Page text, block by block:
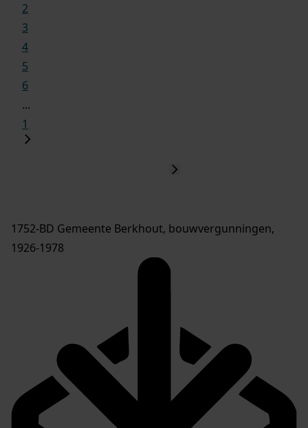
2
3
4
5
6
...
1
1752-BD Gemeente Berkhout, bouwvergunningen,
1926-1978